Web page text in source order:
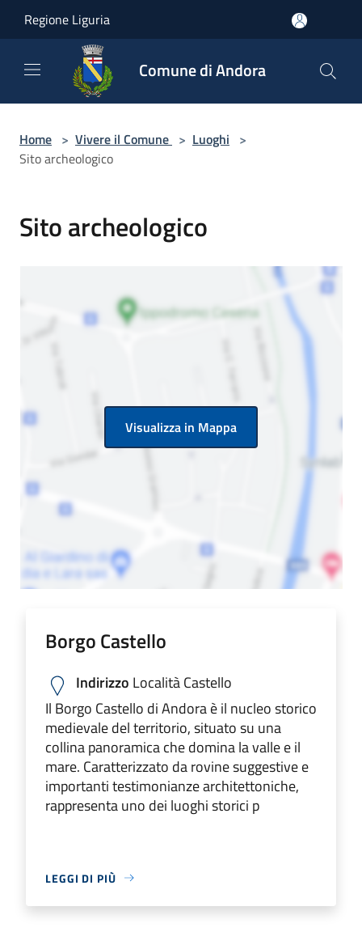
Regione Liguria
Comune di Andora
Home > Vivere il Comune > Luoghi >
Sito archeologico
Sito archeologico
Visualizza in Mappa
Borgo Castello
Indirizzo Località Castello
Il Borgo Castello di Andora è il nucleo storico
medievale del territorio, situato su una
collina panoramica che domina la valle e il
mare. Caratterizzato da rovine suggestive e
importanti testimonianze architettoniche,
rappresenta uno dei luoghi storici p
LEGGI DI PIÙ